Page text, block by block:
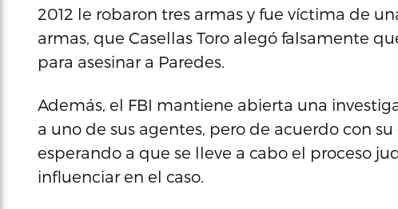
2012 le robaron tres armas y fue víctima de
armas, que Casellas Toro alegó falsamente
para asesinar a Paredes.
Además, el FBI mantiene abierta una
a uno de sus agentes, pero de acuerdo con su
esperando a que se lleve a cabo el proceso
influenciar en el caso.